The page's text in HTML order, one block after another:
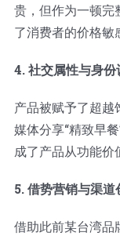
贵，但作为一顿完
了消费者的价格敏
4. 社交属性与身份
产品被赋予了超越
媒体分享“精致早
成了产品从功能价
5. 借势营销与渠道
借助此前某台湾品